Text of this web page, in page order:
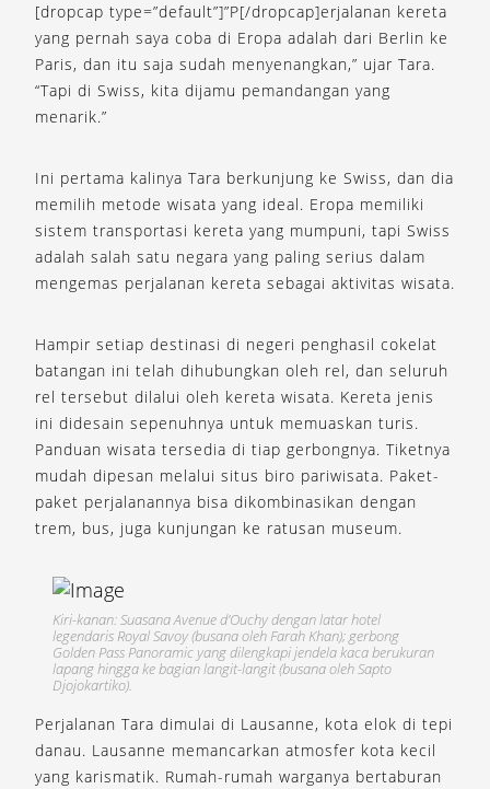
[dropcap type=”default”]”P[/dropcap]erjalanan kereta
yang pernah saya coba di Eropa adalah dari Berlin ke
Paris, dan itu saja sudah menyenangkan,” ujar Tara.
“Tapi di Swiss, kita dijamu pemandangan yang
menarik.”
Ini pertama kalinya Tara berkunjung ke Swiss, dan dia
memilih metode wisata yang ideal. Eropa memiliki
sistem transportasi kereta yang mumpuni, tapi Swiss
adalah salah satu negara yang paling serius dalam
mengemas perjalanan kereta sebagai aktivitas wisata.
Hampir setiap destinasi di negeri penghasil cokelat
batangan ini telah dihubungkan oleh rel, dan seluruh
rel tersebut dilalui oleh kereta wisata. Kereta jenis
ini didesain sepenuhnya untuk memuaskan turis.
Panduan wisata tersedia di tiap gerbongnya. Tiketnya
mudah dipesan melalui situs biro pariwisata. Paket-
paket perjalanannya bisa dikombinasikan dengan
trem, bus, juga kunjungan ke ratusan museum.
Kiri-kanan: Suasana Avenue d’Ouchy dengan latar hotel
legendaris Royal Savoy (busana oleh Farah Khan); gerbong
Golden Pass Panoramic yang dilengkapi jendela kaca berukuran
lapang hingga ke bagian langit-langit (busana oleh Sapto
Djojokartiko).
Perjalanan Tara dimulai di Lausanne, kota elok di tepi
danau. Lausanne memancarkan atmosfer kota kecil
yang karismatik. Rumah-rumah warganya bertaburan